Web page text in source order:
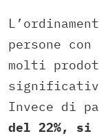
persone
molti
Invece di
del 22%,